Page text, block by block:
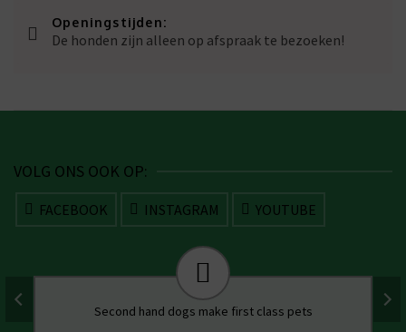
Openingstijden:
De honden zijn alleen op afspraak te bezoeken!
VOLG ONS OOK OP:
FACEBOOK INSTAGRAM YOUTUBE
Second hand dogs make first class pets